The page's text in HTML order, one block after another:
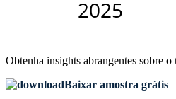
Obtenha insights abrangentes sobre o
Baixar amostra grátis